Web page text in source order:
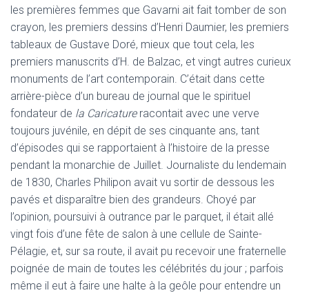
les premières femmes que Gavarni ait fait tomber de son
crayon, les premiers dessins d’Henri Daumier, les premiers
tableaux de Gustave Doré, mieux que tout cela, les
premiers manuscrits d’H. de Balzac, et vingt autres curieux
monuments de l’art contemporain. C’était dans cette
arrière-pièce d’un bureau de journal que le spirituel
fondateur de la Caricatureracontait avec une verve
toujours juvénile, en dépit de ses cinquante ans, tant
d’épisodes qui se rapportaient à l’histoire de la presse
pendant la monarchie de Juillet. Journaliste du lendemain
de 1830, Charles Philipon avait vu sortir de dessous les
pavés et disparaître bien des grandeurs. Choyé par
l’opinion, poursuivi à outrance par le parquet, il était allé
vingt fois d’une fête de salon à une cellule de Sainte-
Pélagie, et, sur sa route, il avait pu recevoir une fraternelle
poignée de main de toutes les célébrités du jour ; parfois
même il eut à faire une halte à la geôle pour entendre un